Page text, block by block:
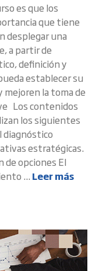
es que los
que tiene
desplegar una
a partir de
definición y
establecer su
mejoren la toma de
Los contenidos
los siguientes
diagnóstico
estratégicas.
de opciones El
... Leer más